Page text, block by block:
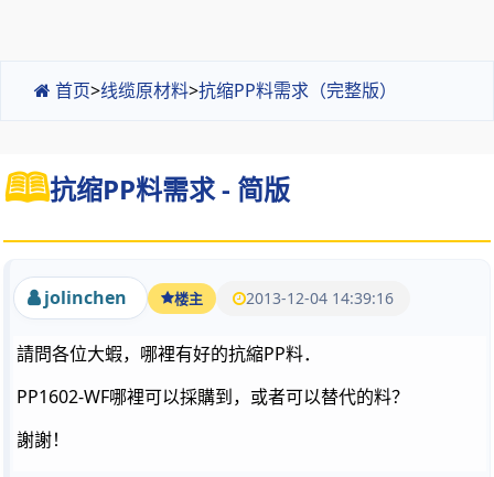
首页>线缆原材料>抗缩PP料需求（完整版）
抗缩PP料需求 - 简版
jolinchen 楼主 2013-12-04 14:39:16
請問各位大蝦，哪裡有好的抗縮PP料．
PP1602-WF哪裡可以採購到，或者可以替代的料？
謝謝！